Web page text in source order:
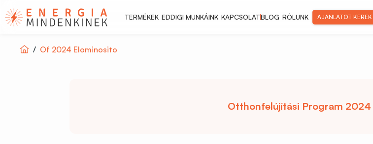
TERMÉKEK EDDIGI MUNKÁINK KAPCSOLAT|BLOG RÓLUNK AJÁNLATOT KÉREK
Of 2024 Elominosito
Otthonfelújítási Program